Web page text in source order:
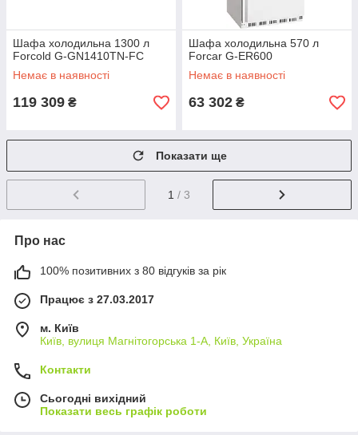
Шафа холодильна 1300 л
Forcold G-GN1410TN-FC
Немає в наявності
119 309 ₴
Шафа холодильна 570 л
Forcar G-ER600
Немає в наявності
63 302 ₴
Показати ще
1 / 3
Про нас
100% позитивних з 80 відгуків за рік
Працює з 27.03.2017
м. Київ
Київ, вулиця Магнітогорська 1-А, Київ, Україна
Контакти
Сьогодні вихідний
Показати весь графік роботи